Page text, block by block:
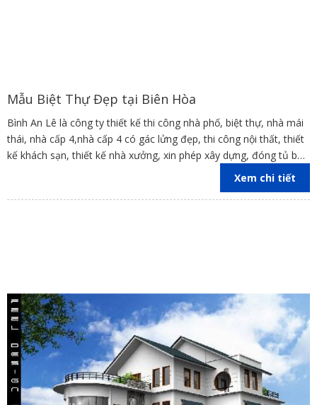
Mẫu Biệt Thự Đẹp tại Biên Hòa
Bình An Lê là công ty thiết kế thi công nhà phố, biệt thự, nhà mái
thái, nhà cấp 4,nhà cấp 4 có gác lửng đẹp, thi công nội thất, thiết
kế khách sạn, thiết kế nhà xưởng, xin phép xây dựng, đóng tủ bếp
trên địa bàn các tỉnh Đồng Nai, Bình Dương, TP Hồ Chí Minh,
Xem chi tiết